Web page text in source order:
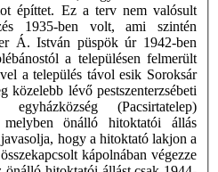
építtet. Ez a terv nem valósult
1935-ben volt, ami szintén
Á. István püspök úr 1942-ben
a településen felmerült
a település távol esik Soroksár
közelebb lévő pestszenterzsébeti
egyházközség (Pacsirtatelep)
önálló hitoktatói állás
hogy a hitoktató lakjon a
kápolnában végezze